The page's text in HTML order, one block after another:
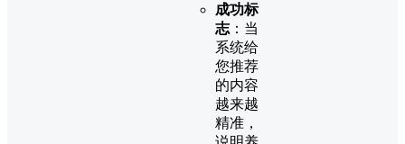
成功标
志 ：当
系统给
您推荐
的内容
越来越
精准，